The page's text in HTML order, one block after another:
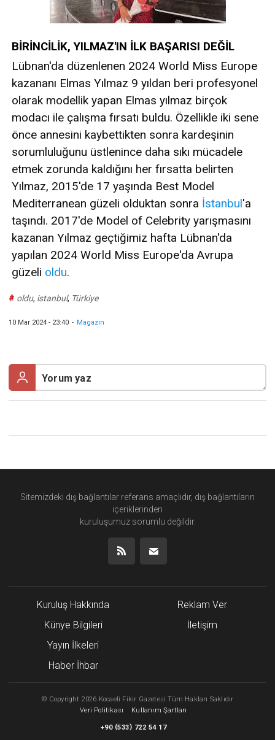
BİRİNCİLİK, YILMAZ'IN İLK BAŞARISI DEĞİL
Lübnan'da düzenlenen 2024 World Miss Europe
kazananı Elmas Yılmaz 9 yıldan beri profesyonel
olarak modellik yapan Elmas yılmaz birçok
modacı ile çalışma fırsatı buldu. Özellikle iki sene
önce annesini kaybettikten sonra kardeşinin
sorumluluğunu üstlenince daha sıkı mücadele
etmek zorunda kaldığını her fırsatta belirten
Yılmaz, 2015'de 17 yaşında Best Model
Mediterranean güzeli olduktan sonra İstanbul'a
taşındı. 2017'de Model of Celebrity yarışmasını
kazanan Yılmaz geçtiğimiz hafta Lübnan'da
yapılan 2024 World Miss Europe'da Avrupa
güzeli oldu.
# oldu, istanbul, Türkiye
10 Mar 2024 - 23:40 - Magazin
Sitemizdeki dış bağlantılar referans amaçlıdır, dış bağlantıların
içeriklerinden
kuruluşumuz sorumlu değildir.
Kuruluş Hakkında
Künye Bilgileri
Yayın İlkeleri
Haber İhbar
Reklam Ver
İletişim
© Copyright 2026 Kocaeli Fikir Gazetesi Tüm Hakları Saklıdır
Veri Politikası
Kullanım Şartları
+90 (533) 722 54 17